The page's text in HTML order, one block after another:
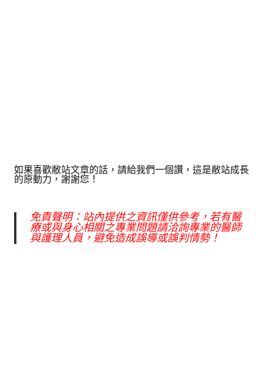
如果喜歡敝站文章的話，請給我們一個讚，這是敝站成長
的原動力，謝謝您！
免責聲明：站內提供之資訊僅供參考，若有醫
療或與身心相關之專業問題請洽詢專業的醫師
與護理人員，避免造成誤導或誤判情勢！